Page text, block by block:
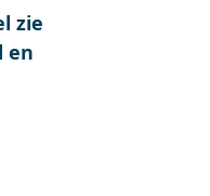
zie
en